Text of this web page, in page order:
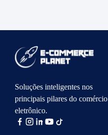
Soluções inteligentes nos
principais pilares do comércio
eletrônico.